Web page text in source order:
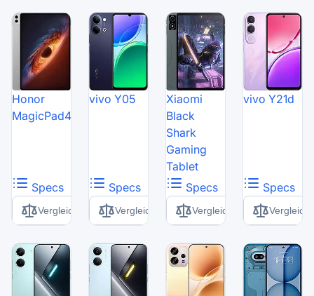
Honor
MagicPad4
Specs
Vergleich
vivo Y05
Specs
Vergleich
Xiaomi
Black
Shark
Gaming
Tablet
Specs
Vergleich
vivo Y21d
Specs
Vergleich